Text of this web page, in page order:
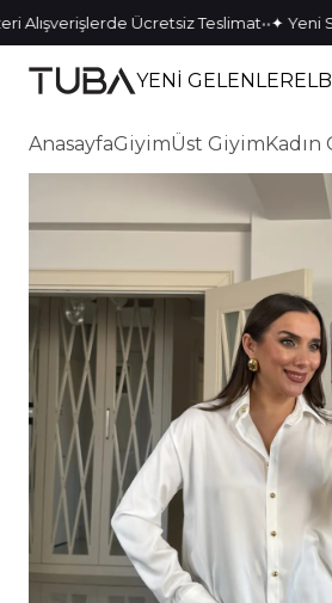
Ücretsiz Teslimat••✦ Yeni Sezon
YENİ GELENLER
AnasayfaGiyimÜst GiyimKadın